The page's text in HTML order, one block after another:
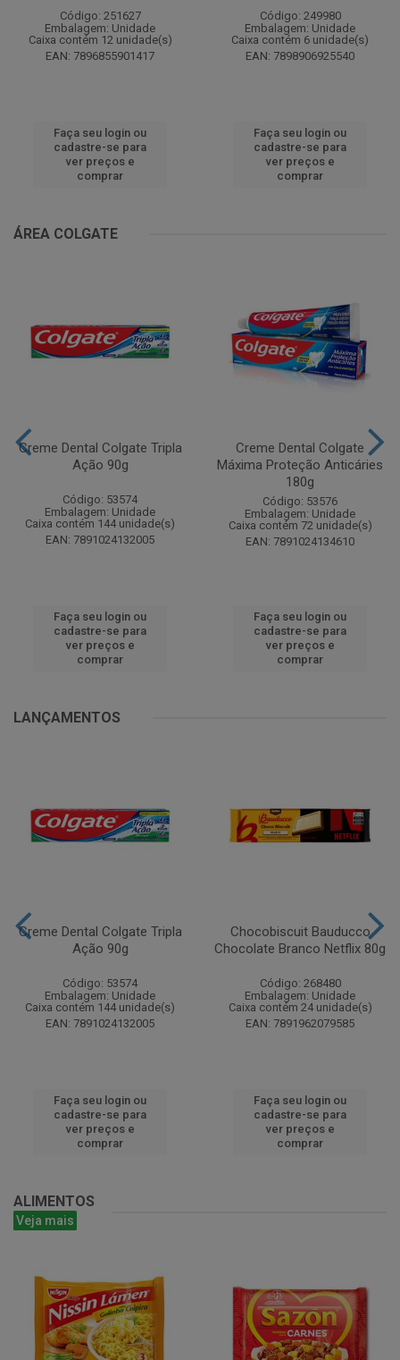
Código: 251627
Embalagem: Unidade
Caixa contém 12 unidade(s)
EAN: 7896855901417
Faça seu login ou
cadastre-se para
ver preços e
comprar
Código: 249980
Embalagem: Unidade
Caixa contém 6 unidade(s)
EAN: 7898906925540
Faça seu login ou
cadastre-se para
ver preços e
comprar
ÁREA COLGATE
Creme Dental Colgate Tripla
Ação 90g
Código: 53574
Embalagem: Unidade
Caixa contém 144 unidade(s)
EAN: 7891024132005
Faça seu login ou
cadastre-se para
ver preços e
comprar
Creme Dental Colgate
Máxima Proteção Anticáries
180g
Código: 53576
Embalagem: Unidade
Caixa contém 72 unidade(s)
EAN: 7891024134610
Faça seu login ou
cadastre-se para
ver preços e
comprar
LANÇAMENTOS
Creme Dental Colgate Tripla
Ação 90g
Código: 53574
Embalagem: Unidade
Caixa contém 144 unidade(s)
EAN: 7891024132005
Faça seu login ou
cadastre-se para
ver preços e
comprar
Chocobiscuit Bauducco
Chocolate Branco Netflix 80g
Código: 268480
Embalagem: Unidade
Caixa contém 24 unidade(s)
EAN: 7891962079585
Faça seu login ou
cadastre-se para
ver preços e
comprar
ALIMENTOS
Veja mais